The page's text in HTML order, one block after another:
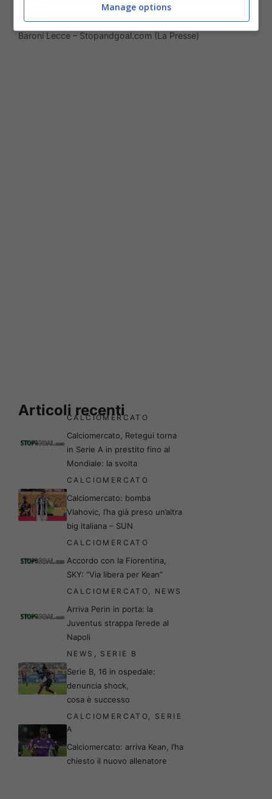
Baroni Lecce – Stopandgoal.com (La Presse)
Articoli recenti
CALCIOMERCATO
Calciomercato, Retegui torna
in Serie A in prestito fino al
Mondiale: la svolta
CALCIOMERCATO
Calciomercato: bomba
Vlahovic, l’ha già preso un’altra
big italiana – SUN
CALCIOMERCATO
Accordo con la Fiorentina,
SKY: “Via libera per Kean”
CALCIOMERCATO, NEWS
Arriva Perin in porta: la
Juventus strappa l’erede al
Napoli
NEWS , SERIE B
Serie B, 16 in ospedale:
denuncia shock,
cosa è successo
CALCIOMERCATO, SERIE
A
Calciomercato: arriva Kean, l’ha
chiesto il nuovo allenatore
Manage options